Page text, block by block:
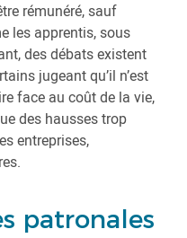
rémunéré, sauf
les apprentis, sous
des débats existent
jugeant qu’il n’est
face au coût de la vie,
des hausses trop
entreprises,
patronales